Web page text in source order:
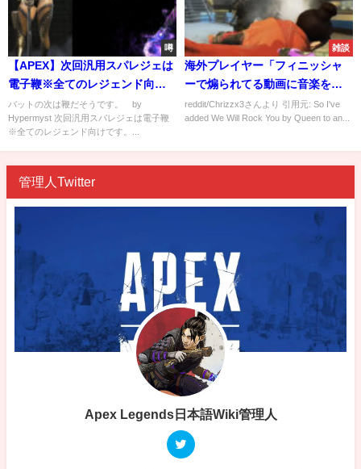
噂
【APEX】次回汎用スパレジェは
電子鞭※全てのレジェンド向け
です。
バットの次は鞭だそうです。 by
Hypermyst 次回汎用スパレジェは電子鞭
※全てのレジェンド向けです。...
雑談
海外プレイヤー「フィニッシャ
ーで煽られてる動画に音楽を付
けてみた」
reddit/Chrizzx3さんより 引用元: So I've
added We Will Rock You by Queen to an...
管理人Twitter
Apex Legends日本語Wiki管理人